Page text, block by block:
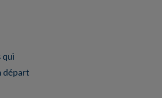
qui
départ